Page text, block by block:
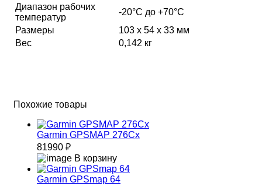
Диапазон рабочих
температур
-20°С до +70°С
Размеры
103 x 54 x 33 мм
Вес
0,142 кг
Похожие товары
Garmin GPSMAP 276Cx
81990 ₽
В корзину
Garmin GPSmap 64